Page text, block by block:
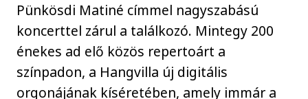
Pünkösdi Matiné címmel nagyszabású
koncerttel zárul a találkozó. Mintegy 200
énekes ad elő közös repertoárt a
színpadon, a Hangvilla új digitális
orgonájának kíséretében, amely immár a